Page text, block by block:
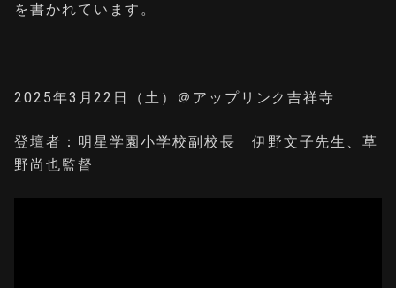
を書かれています。
2025年3月22日（土）＠アップリンク吉祥寺
登壇者：明星学園小学校副校長 伊野文子先生、草
野尚也監督